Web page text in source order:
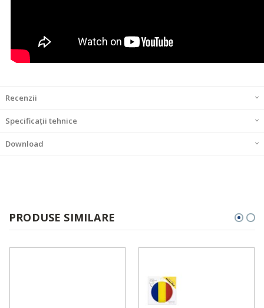
Recenzii
Specificații tehnice
Download
PRODUSE SIMILARE